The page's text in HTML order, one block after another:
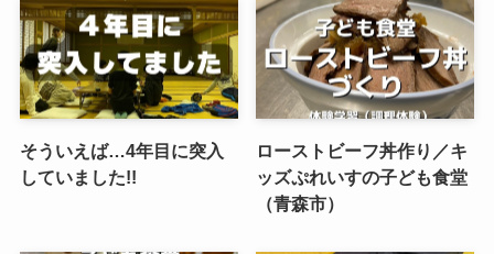
そういえば…4年目に突入
していました!!
ローストビーフ丼作り／キ
ッズぷれいすの子ども食堂
（青森市）